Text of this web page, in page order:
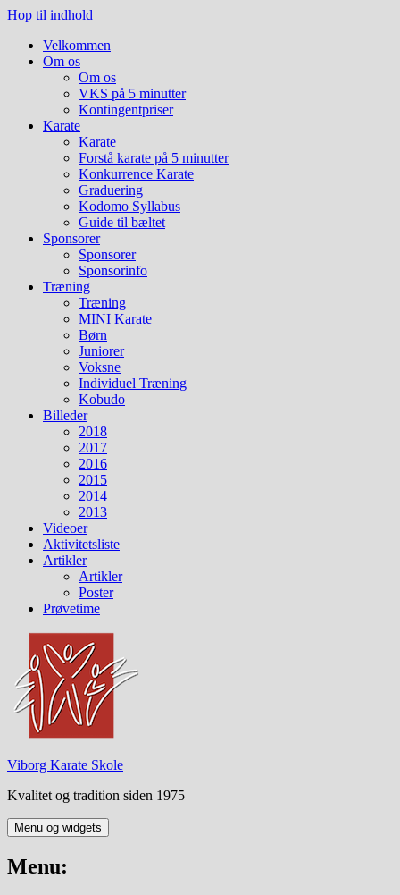
Hop til indhold
Velkommen
Om os
Om os
VKS på 5 minutter
Kontingentpriser
Karate
Karate
Forstå karate på 5 minutter
Konkurrence Karate
Graduering
Kodomo Syllabus
Guide til bæltet
Sponsorer
Sponsorer
Sponsorinfo
Træning
Træning
MINI Karate
Børn
Juniorer
Voksne
Individuel Træning
Kobudo
Billeder
2018
2017
2016
2015
2014
2013
Videoer
Aktivitetsliste
Artikler
Artikler
Poster
Prøvetime
Viborg Karate Skole
Kvalitet og tradition siden 1975
Menu og widgets
Menu: